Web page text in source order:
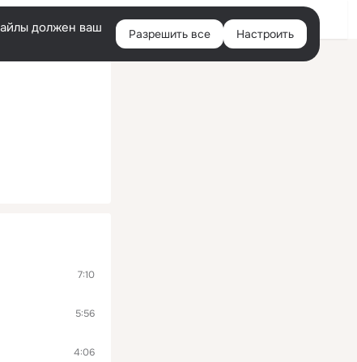
Войти
должен ваш
Разрешить все Настроить
7:10
5:56
4:06